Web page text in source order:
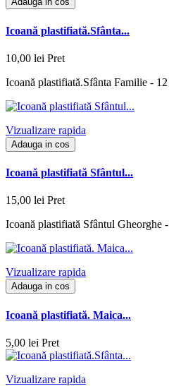
Icoană plastifiată.Sfânta...
10,00 lei Pret
Icoană plastifiată.Sfânta Familie -
Vizualizare rapida
Adauga in cos
Icoană plastifiată Sfântul...
15,00 lei Pret
Icoană plastifiată Sfântul Gheorghe
Vizualizare rapida
Adauga in cos
Icoană plastifiată. Maica...
5,00 lei Pret
Vizualizare rapida